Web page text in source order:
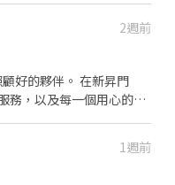
2週前
。 在新昇門
務，以及每一個用心的小
回來、夥伴也願意一起努
1週前